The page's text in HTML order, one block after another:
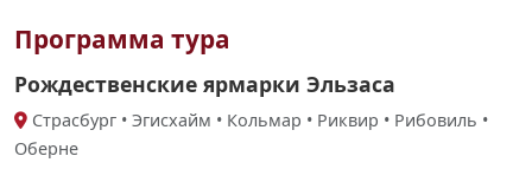
Программа тура
Рождественские ярмарки Эльзаса
Cтрасбург • Эгисхайм • Кольмар • Риквир • Рибовиль •
Оберне